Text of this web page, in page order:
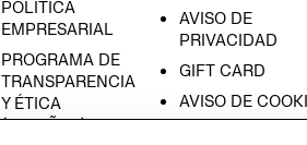
POLÍTICA
EMPRESARIAL
PROGRAMA DE
TRANSPARENCIA
Y ÉTICA
(ESPAÑOL)
AVISO DE
PRIVACIDAD
GIFT CARD
AVISO DE